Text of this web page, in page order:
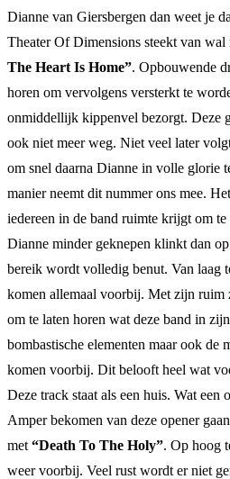
Dianne van Giersbergen dan weet je
Theater Of Dimensions steekt van wal
The Heart Is Home”. Opbouwende
horen om vervolgens versterkt te
onmiddellijk kippenvel bezorgt. Deze
ook niet meer weg. Niet veel later
om snel daarna Dianne in volle glorie
manier neemt dit nummer ons mee.
iedereen in de band ruimte krijgt om
Dianne minder geknepen klinkt dan
bereik wordt volledig benut. Van laag
komen allemaal voorbij. Met zijn ruim
om te laten horen wat deze band in
bombastische elementen maar ook de
komen voorbij. Dit belooft heel wat
Deze track staat als een huis. Wat een
Amper bekomen van deze opener
met “Death To The Holy”. Op hoog
weer voorbij. Veel rust wordt er niet